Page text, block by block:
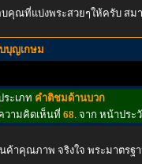
คุณที่แบ่งพระสวยๆให้ครับ สม
บุญเกษม
ระเภท คำติชมด้านบวก
วามคิดเห็นที่ 68. จาก หน้าประ
ค้าคุณภาพ จริงใจ พระมาตรฐ